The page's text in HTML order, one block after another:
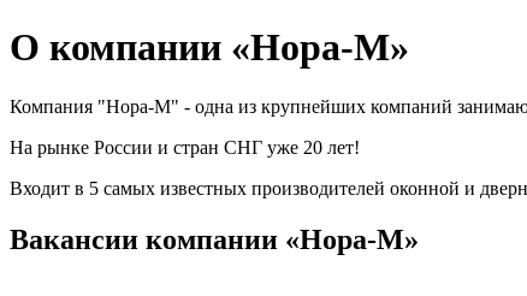
О компании «Нора-М»
Компания "Нора-М" - одна из крупнейших компаний
На рынке России и стран СНГ уже 20 лет!
Входит в 5 самых известных производителей оконной и
Вакансии компании «Нора-М»